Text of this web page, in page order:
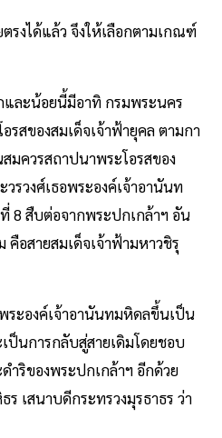
รงได้แล้ว จึงให้เลือกตามเกณฑ์
ละน้อยนี้มีอาทิ กรมพระนคร
รสของสมเด็จเจ้าฟ้ายุคล ตามกา
มควรสถาปนาพระโอรสของ
รวงศ์เธอพระองค์เจ้าอานันท
8 สืบต่อจากพระปกเกล้าฯ อัน
คือสายสมเด็จเจ้าฟ้ามหาวชิรุ
ระองค์เจ้าอานันทมหิดลขึ้นเป็น
นการกลับสู่สายเดิมโดยชอบ
ำริของพระปกเกล้าฯ อีกด้วย
เสนาบดีกระทรวงมุรธาธร ว่า